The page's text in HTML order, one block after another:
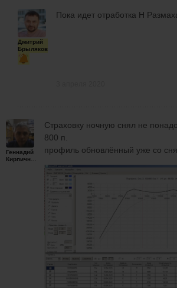
Дмитрий
Брыляков
Пока идет отработка Н
Геннадий
Страховку ночную снял не
800 п.
профиль обновлённый уже со